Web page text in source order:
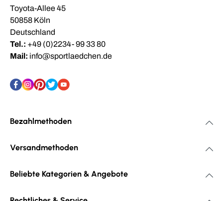
Toyota-Allee 45
50858 Köln
Deutschland
Tel.: +49 (0)2234- 99 33 80
Mail: info@sportlaedchen.de
Bezahlmethoden
Versandmethoden
Beliebte Kategorien & Angebote